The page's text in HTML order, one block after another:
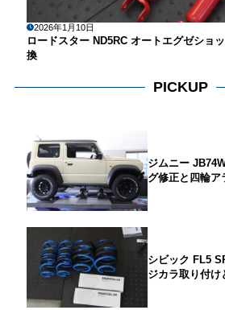
2026年1月10日
ロードスター ND5RC オートエグゼショ
換
PICKUP
ジムニー
グ修正と四輪ア
シビック FL5
ジカラ取り付け